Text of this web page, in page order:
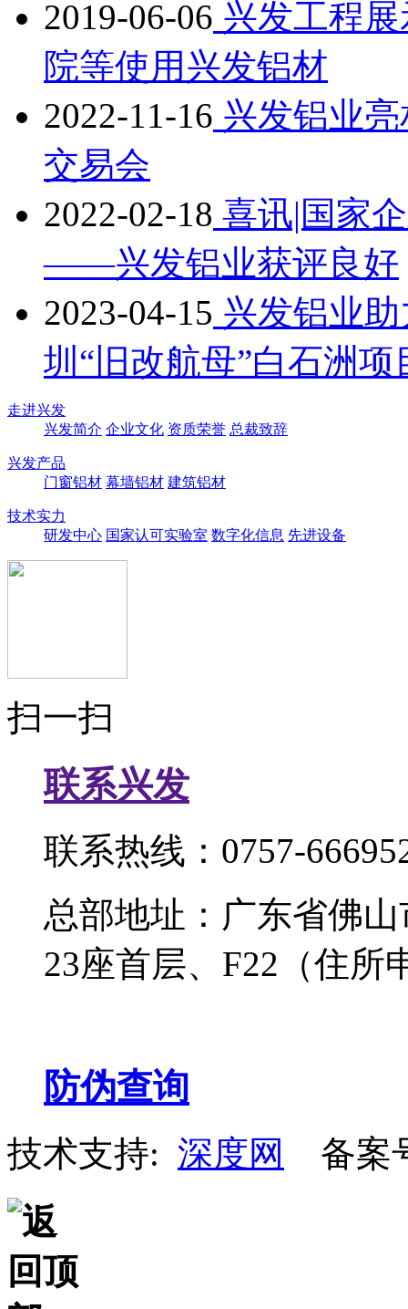
2019-06-06 兴发工程
院等使用兴发铝材
2022-11-16 兴发铝业
交易会
2022-02-18 喜讯|国家
——兴发铝业获评良好
2023-04-15 兴发铝业
圳“旧改航母”白石洲项
走进兴发
兴发简介 企业文化 资质荣誉 总裁致辞
兴发产品
门窗铝材 幕墙铝材 建筑铝材
技术实力
研发中心 国家认可实验室 数字化信息 先进设备
扫一扫
联系兴发
联系热线：0757-
总部地址：广东省佛
23座首层、F22（住所
防伪查询
技术支持: 深度网 备案